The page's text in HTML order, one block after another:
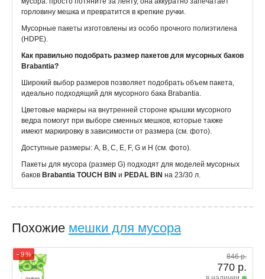
горловину мешка и превратится в крепкие ручки.
Мусорные пакеты изготовлены из особо прочного полиэтилена
(HDPE).
Как правильно подобрать размер пакетов для мусорных баков
Brabantia?
Широкий выбор размеров позволяет подобрать объем пакета,
идеально подходящий для мусорного бака Brabantia.
Цветовые маркеры на внутренней стороне крышки мусорного
ведра помогут при выборе сменных мешков, которые также
имеют маркировку в зависимости от размера (см. фото).
Доступные размеры: A, B, C, E, F, G и H (см. фото).
Пакеты для мусора (размер G) подходят для моделей мусорных
баков Brabantia TOUCH BIN и PEDAL BIN на 23/30 л.
Похожие мешки для мусора
− 9 % 846 р.
770 р.